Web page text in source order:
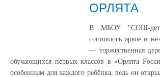
ОРЛЯТА
В МБОУ "СОШ-
состоялось яркое и
— торжественная
обучающихся первых классов в «Орлята
особенным для каждого ребёнка, ведь он